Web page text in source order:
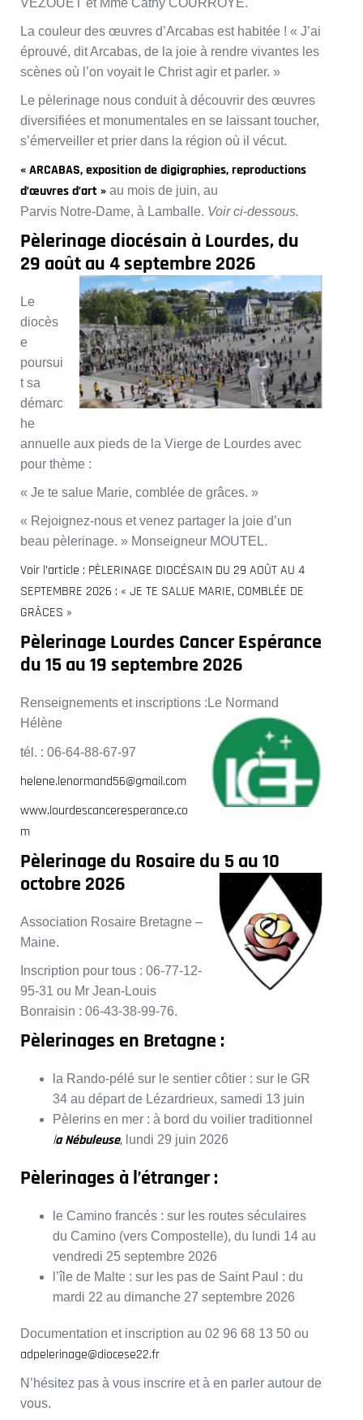
La couleur des œuvres d’Arcabas est habitée ! « J’ai
éprouvé, dit Arcabas, de la joie à rendre vivantes les
scènes où l’on voyait le Christ agir et parler. »
Le pèlerinage nous conduit à découvrir des œuvres
diversifiées et monumentales en se laissant toucher,
s’émerveiller et prier dans la région où il vécut.
« ARCABAS, exposition de digigraphies, reproductions
d’œuvres d’art » au mois de juin, au
Parvis Notre-Dame, à Lamballe. Voir ci-dessous.
Pèlerinage diocésain à Lourdes, du
29 août au 4 septembre 2026
Le
diocès
e
poursui
t sa
démarc
he
annuelle aux pieds de la Vierge de Lourdes avec
pour thème :
« Je te salue Marie, comblée de grâces. »
« Rejoignez-nous et venez partager la joie d’un
beau pèlerinage. » Monseigneur MOUTEL.
Voir l’article : PÈLERINAGE DIOCÉSAIN DU 29 AOÛT AU 4
SEPTEMBRE 2026 : « JE TE SALUE MARIE, COMBLÉE DE
GRÂCES »
Pèlerinage Lourdes Cancer Espérance
du 15 au 19 septembre 2026
Renseignements et inscriptions :Le Normand
Hélène
tél. : 06-64-88-67-97
helene.lenormand56@gmail.com
www.lourdescanceresperance.co
m
Pèlerinage du Rosaire du 5 au 10
octobre 2026
Association Rosaire Bretagne –
Maine.
Inscription pour tous : 06-77-12-
95-31 ou Mr Jean-Louis
Bonraisin : 06-43-38-99-76.
Pèlerinages en Bretagne :
la Rando-pélé sur le sentier côtier : sur le GR
34 au départ de Lézardrieux, samedi 13 juin
Pèlerins en mer : à bord du voilier traditionnel
la Nébuleuse, lundi 29 juin 2026
Pèlerinages à l’étranger :
le Camino francés : sur les routes séculaires
du Camino (vers Compostelle), du lundi 14 au
vendredi 25 septembre 2026
l’île de Malte : sur les pas de Saint Paul : du
mardi 22 au dimanche 27 septembre 2026
Documentation et inscription au 02 96 68 13 50 ou
adpelerinage@diocese22.fr
N’hésitez pas à vous inscrire et à en parler autour de
vous.